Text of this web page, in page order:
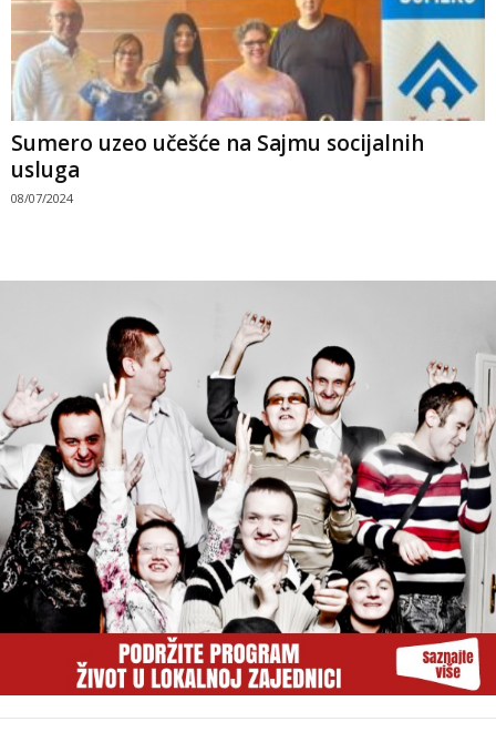
Sumero uzeo učešće na Sajmu socijalnih
usluga
08/07/2024